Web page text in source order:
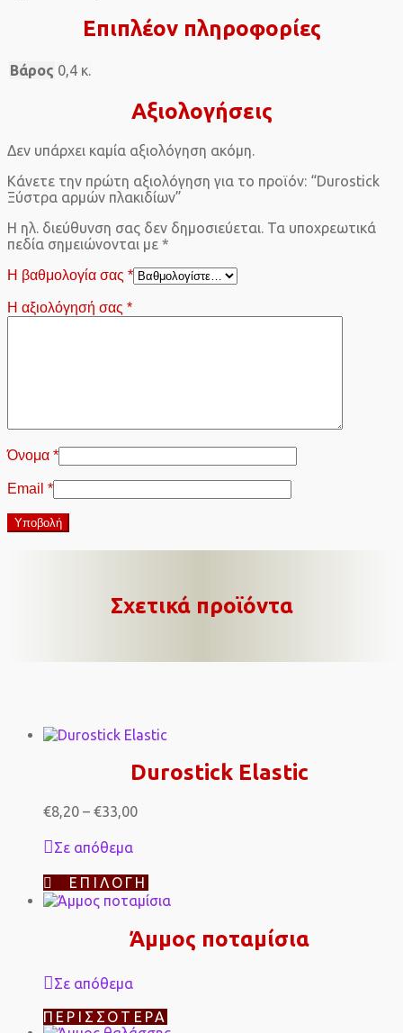
Επιπλέον πληροφορίες
Βάρος 0,4 κ.
Αξιολογήσεις
Δεν υπάρχει καμία αξιολόγηση ακόμη.
Κάνετε την πρώτη αξιολόγηση για το προϊόν: “Durostick
Ξύστρα αρμών πλακιδίων”
Η ηλ. διεύθυνση σας δεν δημοσιεύεται. Τα υποχρεωτικά
πεδία σημειώνονται με *
Η βαθμολογία σας *
Η αξιολόγησή σας *
Όνομα *
Email *
Σχετικά προϊόντα
Durostick Elastic
€8,20 – €33,00Price
€33,00
Σε απόθεμα
ΕΠΙΛΟΓΉ
το
πολλαπλές
μπορούν
να
Άμμος ποταμίσια
Σε απόθεμα
ΠΕΡΙΣΣΌΤΕΡΑ